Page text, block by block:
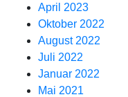
April 2023
Oktober 2022
August 2022
Juli 2022
Januar 2022
Mai 2021